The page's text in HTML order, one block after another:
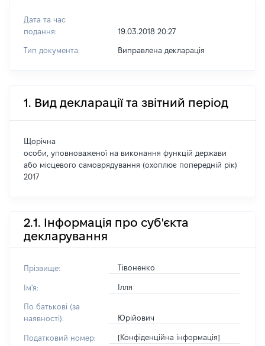
Дата та час
подання:
19.03.2018 20:27
Тип документа: Виправлена декларація
1. Вид декларації та звітний період
Щорічна
особи, уповноваженої на виконання функцій держави
або місцевого самоврядування (охоплює попередній рік)
2017
2.1. Інформація про суб'єкта
декларування
Прізвище: Тівоненко
Ім'я: Ілля
По батькові (за
наявності):
Юрійович
Податковий номер: [Конфіденційна інформація]